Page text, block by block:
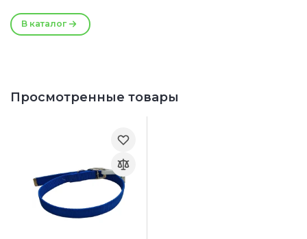
В каталог
Просмотренные товары